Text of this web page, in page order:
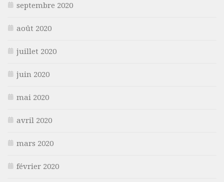
septembre 2020
août 2020
juillet 2020
juin 2020
mai 2020
avril 2020
mars 2020
février 2020